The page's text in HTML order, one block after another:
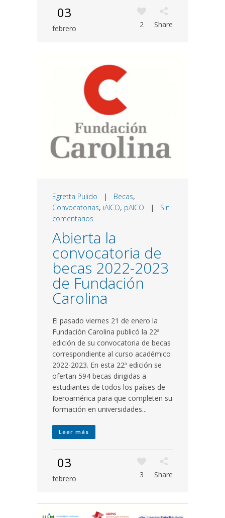
03
febrero 2 Share
Egretta Pulido | Becas,
Convocatorias, iAICO, pAICO | Sin
comentarios
Abierta la
convocatoria de
becas 2022-2023
de Fundación
Carolina
El pasado viernes 21 de enero la
Fundación Carolina publicó la 22ª
edición de su convocatoria de becas
correspondiente al curso académico
2022-2023. En esta 22ª edición se
ofertan 594 becas dirigidas a
estudiantes de todos los países de
Iberoamérica para que completen su
formación en universidades...
Leer más
03
febrero 3 Share